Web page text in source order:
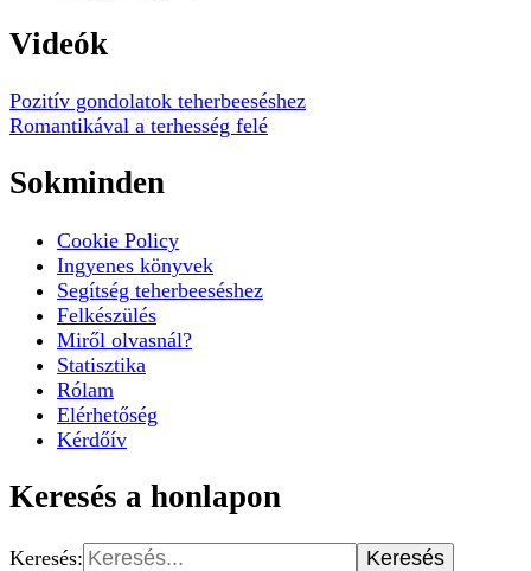
Videók
Pozitív gondolatok teherbeeséshez
Romantikával a terhesség felé
Sokminden
Cookie Policy
Ingyenes könyvek
Segítség teherbeeséshez
Felkészülés
Miről olvasnál?
Statisztika
Rólam
Elérhetőség
Kérdőív
Keresés a honlapon
Keresés: